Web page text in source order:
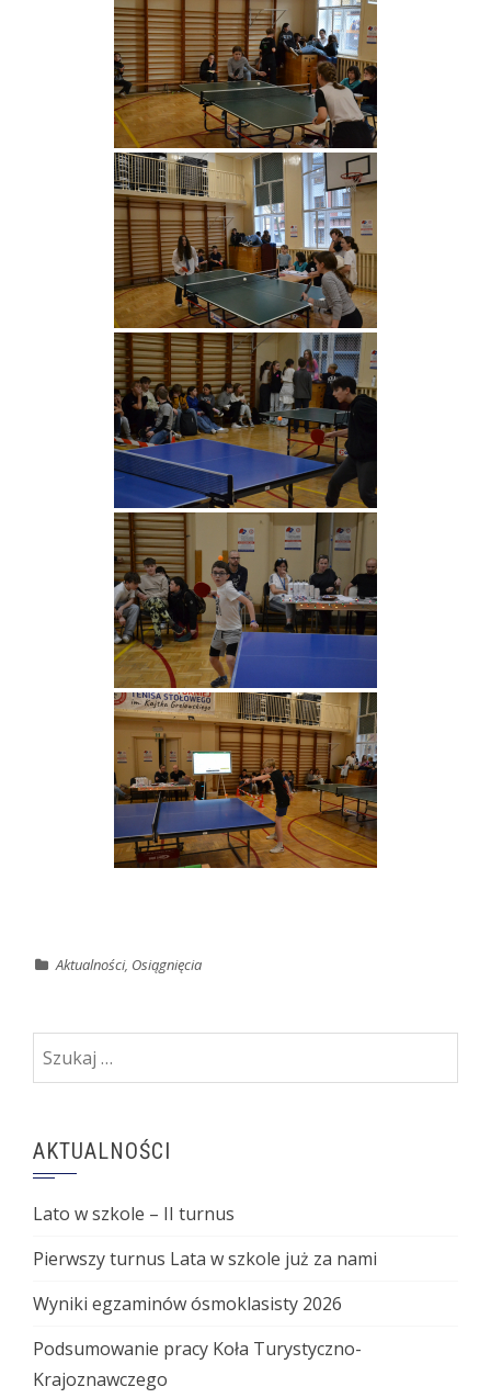
Aktualności, Osiągnięcia
Szukaj:
AKTUALNOŚCI
Lato w szkole – II turnus
Pierwszy turnus Lata w szkole już za nami
Wyniki egzaminów ósmoklasisty 2026
Podsumowanie pracy Koła Turystyczno-
Krajoznawczego